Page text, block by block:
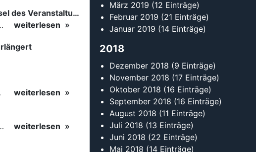
Jugendliche wieder für den Tanzsport zu begeistern! Ganz nach dem Motto – Tanz…
weiterlesen
Mai 2018(14 Einträge)
April 2018(15 Einträge)
März 2018(13 Einträge)
Januar 2018
2017
Dezember 2017(6 Einträge)
November 2017(14 Einträge)
Oktober 2017(8 Einträge)
September 2017(15 Einträge)
August 2017(8 Einträge)
Juli 2017(14 Einträge)